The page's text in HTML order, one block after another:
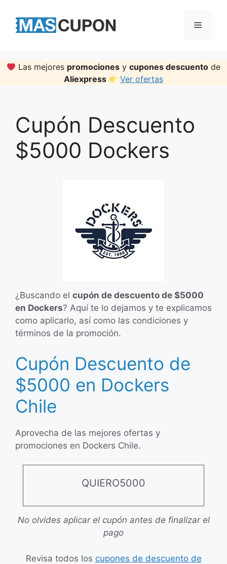
content
Menu
Las mejores promociones ycupones descuento de
Aliexpress
Ver ofertas
Cupón Descuento
$5000 Dockers
¿Buscando el cupón de descuento de $5000
en Dockers? Aquí te lo dejamos y te explicamos
como aplicarlo, así como las condiciones y
términos de la promoción.
Cupón Descuento de
$5000 en Dockers
Chile
Aprovecha de las mejores ofertas y
promociones en Dockers Chile.
QUIERO5000
No olvides aplicar el cupón antes de finalizar el
pago
Revisa todos los cupones de descuento de